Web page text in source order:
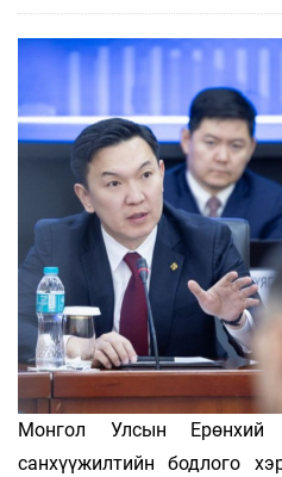
Монгол Улсын
санхүүжилтийн бодлого